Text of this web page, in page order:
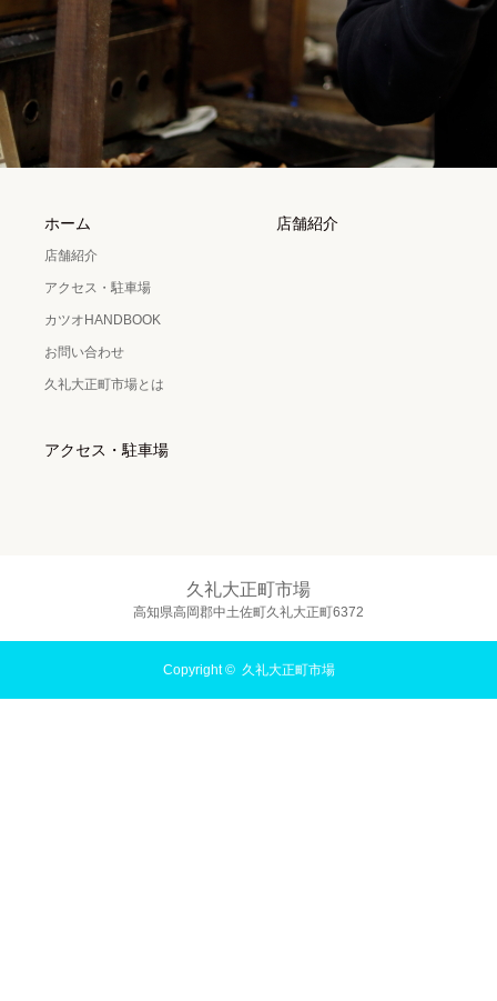
ホーム
店舗紹介
アクセス・駐車場
カツオHANDBOOK
お問い合わせ
久礼大正町市場とは
店舗紹介
アクセス・駐車場
久礼大正町市場
高知県高岡郡中土佐町久礼大正町6372
Copyright © 久礼大正町市場